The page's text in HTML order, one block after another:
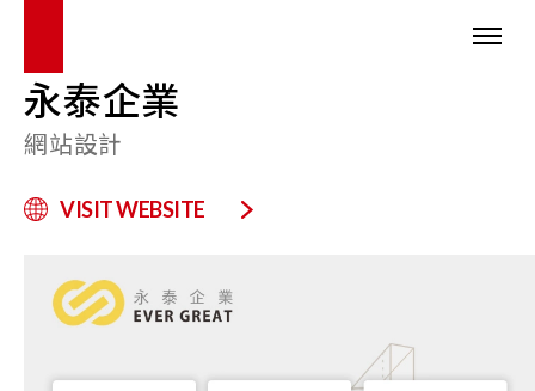
永泰企業
網站設計
VISIT WEBSITE